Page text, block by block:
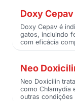
Doxy Cepav
Doxy Cepav é
gatos, incluindo
com eficácia
Neo
Neo Doxicilin
como Chlamydia
outras condições